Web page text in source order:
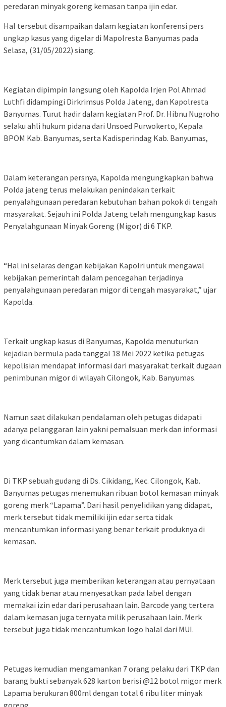
peredaran minyak goreng kemasan tanpa ijin edar.
Hal tersebut disampaikan dalam kegiatan konferensi pers
ungkap kasus yang digelar di Mapolresta Banyumas pada
Selasa, (31/05/2022) siang.
Kegiatan dipimpin langsung oleh Kapolda Irjen Pol Ahmad
Luthfi didampingi Dirkrimsus Polda Jateng, dan Kapolresta
Banyumas. Turut hadir dalam kegiatan Prof. Dr. Hibnu Nugroho
selaku ahli hukum pidana dari Unsoed Purwokerto, Kepala
BPOM Kab. Banyumas, serta Kadisperindag Kab. Banyumas,
Dalam keterangan persnya, Kapolda mengungkapkan bahwa
Polda jateng terus melakukan penindakan terkait
penyalahgunaan peredaran kebutuhan bahan pokok di tengah
masyarakat. Sejauh ini Polda Jateng telah mengungkap kasus
Penyalahgunaan Minyak Goreng (Migor) di 6 TKP.
“Hal ini selaras dengan kebijakan Kapolri untuk mengawal
kebijakan pemerintah dalam pencegahan terjadinya
penyalahgunaan peredaran migor di tengah masyarakat,” ujar
Kapolda.
Terkait ungkap kasus di Banyumas, Kapolda menuturkan
kejadian bermula pada tanggal 18 Mei 2022 ketika petugas
kepolisian mendapat informasi dari masyarakat terkait dugaan
penimbunan migor di wilayah Cilongok, Kab. Banyumas.
Namun saat dilakukan pendalaman oleh petugas didapati
adanya pelanggaran lain yakni pemalsuan merk dan informasi
yang dicantumkan dalam kemasan.
Di TKP sebuah gudang di Ds. Cikidang, Kec. Cilongok, Kab.
Banyumas petugas menemukan ribuan botol kemasan minyak
goreng merk “Lapama”. Dari hasil penyelidikan yang didapat,
merk tersebut tidak memiliki ijin edar serta tidak
mencantumkan informasi yang benar terkait produknya di
kemasan.
Merk tersebut juga memberikan keterangan atau pernyataan
yang tidak benar atau menyesatkan pada label dengan
memakai izin edar dari perusahaan lain. Barcode yang tertera
dalam kemasan juga ternyata milik perusahaan lain. Merk
tersebut juga tidak mencantumkan logo halal dari MUI.
Petugas kemudian mengamankan 7 orang pelaku dari TKP dan
barang bukti sebanyak 628 karton berisi @12 botol migor merk
Lapama berukuran 800ml dengan total 6 ribu liter minyak